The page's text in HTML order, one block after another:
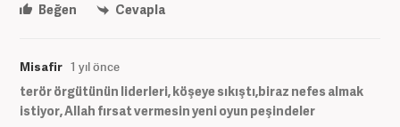
Beğen Cevapla
Misafir 1 yıl önce
terör örgütünün liderleri, köşeye sıkıştı,biraz nefes almak
istiyor, Allah fırsat vermesin yeni oyun peşindeler